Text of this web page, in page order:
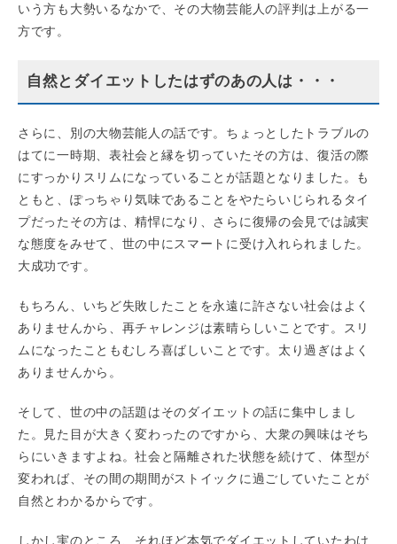
いう方も大勢いるなかで、その大物芸能人の評判は上がる一
方です。
自然とダイエットしたはずのあの人は・・・
さらに、別の大物芸能人の話です。ちょっとしたトラブルの
はてに一時期、表社会と縁を切っていたその方は、復活の際
にすっかりスリムになっていることが話題となりました。も
ともと、ぽっちゃり気味であることをやたらいじられるタイ
プだったその方は、精悍になり、さらに復帰の会見では誠実
な態度をみせて、世の中にスマートに受け入れられました。
大成功です。
もちろん、いちど失敗したことを永遠に許さない社会はよく
ありませんから、再チャレンジは素晴らしいことです。スリ
ムになったこともむしろ喜ばしいことです。太り過ぎはよく
ありませんから。
そして、世の中の話題はそのダイエットの話に集中しまし
た。見た目が大きく変わったのですから、大衆の興味はそち
らにいきますよね。社会と隔離された状態を続けて、体型が
変われば、その間の期間がストイックに過ごしていたことが
自然とわかるからです。
しかし実のところ、それほど本気でダイエットしていたわけ